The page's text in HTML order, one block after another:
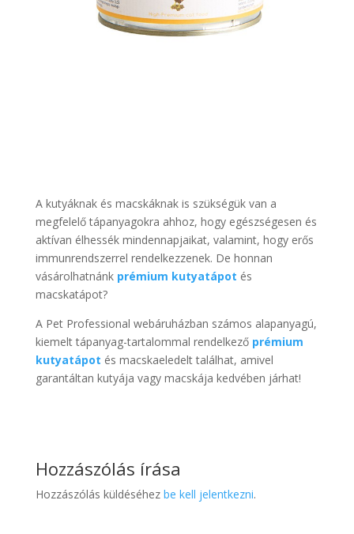
A kutyáknak és macskáknak is szükségük van a
megfelelő tápanyagokra ahhoz, hogy egészségesen és
aktívan élhessék mindennapjaikat, valamint, hogy erős
immunrendszerrel rendelkezzenek. De honnan
vásárolhatnánk prémium kutyatápot és
macskatápot?
A Pet Professional webáruházban számos alapanyagú,
kiemelt tápanyag-tartalommal rendelkező prémium
kutyatápot és macskaeledelt találhat, amivel
garantáltan kutyája vagy macskája kedvében járhat!
Hozzászólás írása
Hozzászólás küldéséhez be kell jelentkezni.